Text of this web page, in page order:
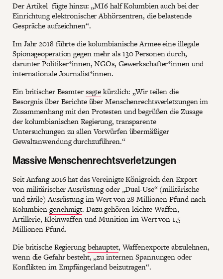
Der Artikel fügte hinzu: „MI6 half Kolumbien auch bei der
Einrichtung elektronischer Abhörzentren, die belastende
Gespräche aufzeichnen“.
Im Jahr 2018 führte die kolumbianische Armee eine illegale
Spionageoperationgegen mehr als 130 Personen durch,
darunter Politiker*innen, NGOs, Gewerkschafter*innen und
internationale Journalist*innen.
Ein britischer Beamtersagtekürzlich: „Wir teilen die
Besorgnis über Berichte über Menschenrechtsverletzungen im
Zusammenhang mit den Protesten und begrüßen die Zusage
der kolumbianischen Regierung, transparente
Untersuchungen zu allen Vorwürfen übermäßiger
Gewaltanwendung durchzuführen.“
Massive Menschenrechtsverletzungen
Seit Anfang 2016 hat das Vereinigte Königreich den Export
von militärischer Ausrüstung oder „Dual-Use“ (militärische
und zivile) Ausrüstung im Wert von 28 Millionen Pfund nach
Kolumbiengenehmigt. Dazu gehören leichte Waffen,
Artillerie, Kleinwaffen und Munition im Wert von 1,5
Millionen Pfund.
Die britische Regierungbehauptet, Waffenexporte abzulehnen,
wenn die Gefahr besteht, „zu internen Spannungen oder
Konflikten im Empfängerland beizutragen“.